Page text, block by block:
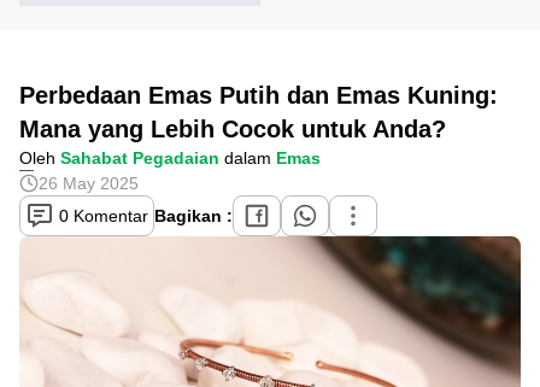
Perbedaan Emas Putih dan Emas Kuning:
Mana yang Lebih Cocok untuk Anda?
Oleh Sahabat Pegadaian dalam Emas
26 May 2025
0 Komentar Bagikan :